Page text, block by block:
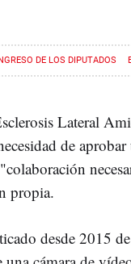
DE LOS DIPUTADOS
Lateral
de
propia.
desde 2015